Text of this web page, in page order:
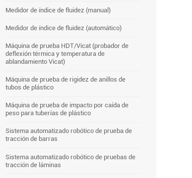
Medidor de índice de fluidez (manual)
Medidor de índice de fluidez (automático)
Máquina de prueba HDT/Vicat (probador de
deflexión térmica y temperatura de
ablandamiento Vicat)
Máquina de prueba de rigidez de anillos de
tubos de plástico
Máquina de prueba de impacto por caída de
peso para tuberías de plástico
Sistema automatizado robótico de prueba de
tracción de barras
Sistema automatizado robótico de pruebas de
tracción de láminas